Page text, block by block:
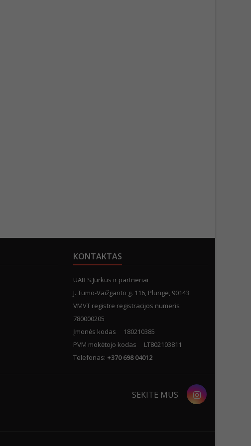
KONTAKTAS
UAB S.Jurkus ir partneriai
J. Tumo-Vaižganto g. 116, Plunge, 90143
VMVT registre registracijos numeris
780000205
Įmonės kodas 180210385
PVM mokėtojo kodas LT802103811
Telefonas: +370 698 04012
Instagram
SEKITE MUS